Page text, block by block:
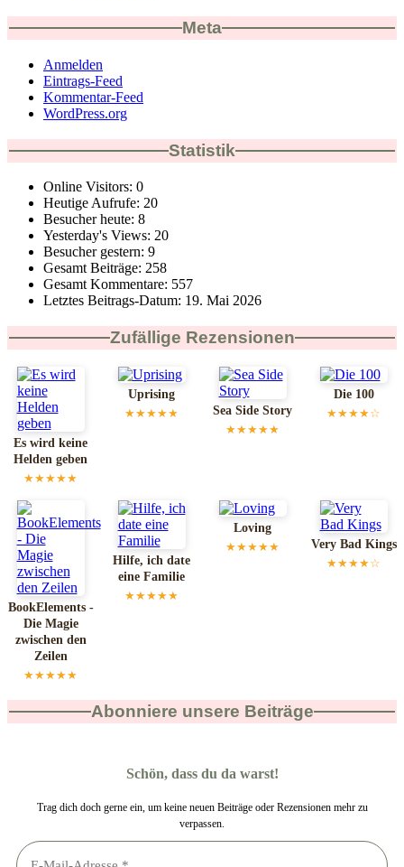
Meta
Anmelden
Eintrags-Feed
Kommentar-Feed
WordPress.org
Statistik
Online Visitors: 0
Heutige Aufrufe: 20
Besucher heute: 8
Yesterday's Views: 20
Besucher gestern: 9
Gesamt Beiträge: 258
Gesamt Kommentare: 557
Letztes Beitrags-Datum: 19. Mai 2026
Zufällige Rezensionen
Es wird keine
Helden geben
★★★★★
Uprising
★★★★★ Sea Side Story
★★★★★
Die 100
★★★★☆
BookElements -
Die Magie
zwischen den
Zeilen
★★★★★
Hilfe, ich date
eine Familie
★★★★★
Loving
★★★★★ Very Bad Kings
★★★★☆
Abonniere unsere Beiträge
Schön, dass du da warst!
Trag dich doch gerne ein, um keine neuen Beiträge oder Rezensionen mehr zu
verpassen.